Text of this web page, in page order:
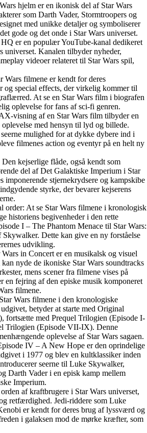
hjelm er en ikonisk del af Star Wars
som Darth Vader, Stormtroopers og
med unikke detaljer og symboliserer
gode og det onde i Star Wars universet.
er en populær YouTube-kanal dedikeret
universet. Kanalen tilbyder nyheder,
videoer relateret til Star Wars spil,
Wars filmene er kendt for deres
og special effects, der virkelig kommer til
At se en Star Wars film i biografen
oplevelse for fans af sci-fi genren.
visning af en Star Wars film tilbyder en
med hensyn til lyd og billede.
mulighed for at dykke dybere ind i
filmenes action og eventyr på en helt ny
kejserlige flåde, også kendt som
del af Det Galaktiske Imperium i Star
imponerende stjernekrydsere og kampskibe
styrke, der bevarer kejserens
order: At se Star Wars filmene i kronologisk
historiens begivenheder i den rette
I – The Phantom Menace til Star Wars:
Dette kan give en ny forståelse
udvikling.
in Concert er en musikalsk og visuel
nyde de ikoniske Star Wars soundtracks
mens scener fra filmene vises på
en fejring af den episke musik komponeret
filmene.
Wars filmene i den kronologiske
betyder at starte med Original
fortsætte med Prequel Trilogien (Episode I-
Trilogien (Episode VII-IX). Denne
oplevelse af Star Wars sagaen.
IV – A New Hope er den oprindelige
i 1977 og blev en kultklassiker inden
seerne til Luke Skywalker,
Darth Vader i en episk kamp mellem
Imperium.
af kraftbrugere i Star Wars universet,
retfærdighed. Jedi-riddere som Luke
er kendt for deres brug af lyssværd og
i galaksen mod de mørke kræfter, som